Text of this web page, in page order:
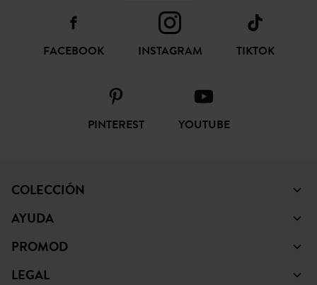
FACEBOOK INSTAGRAM TIKTOK
PINTEREST YOUTUBE
COLECCIÓN
AYUDA
PROMOD
LEGAL